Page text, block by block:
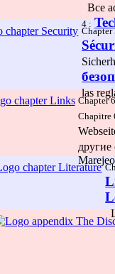
Все
4 :
Chapter
las
Chapter
Chapitre